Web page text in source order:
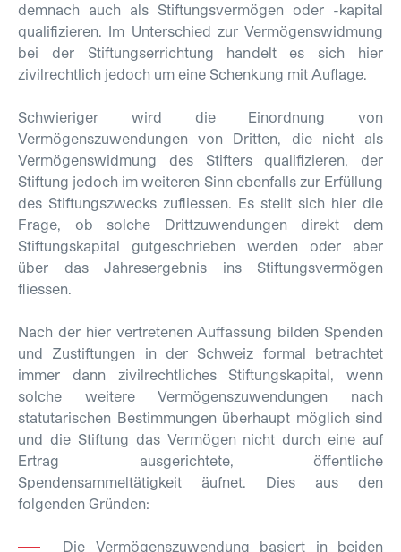
demnach auch als Stiftungsvermögen oder -kapital
qualifizieren. Im Unterschied zur Vermögenswidmung
bei der Stiftungserrichtung handelt es sich hier
zivilrechtlich jedoch um eine Schenkung mit Auflage.
Schwieriger wird die Einordnung von
Vermögenszuwendungen von Dritten, die nicht als
Vermögenswidmung des Stifters qualifizieren, der
Stiftung jedoch im weiteren Sinn ebenfalls zur Erfüllung
des Stiftungszwecks zufliessen. Es stellt sich hier die
Frage, ob solche Drittzuwendungen direkt dem
Stiftungskapital gutgeschrieben werden oder aber
über das Jahresergebnis ins Stiftungsvermögen
fliessen.
Nach der hier vertretenen Auffassung bilden Spenden
und Zustiftungen in der Schweiz formal betrachtet
immer dann zivilrechtliches Stiftungskapital, wenn
solche weitere Vermögenszuwen­dun­gen nach
statutarischen Bestimmungen überhaupt möglich sind
und die Stiftung das Vermögen nicht durch eine auf
Ertrag ausgerichtete, öffentliche
Spendensammeltätigkeit äufnet. Dies aus den
folgenden Gründen:
Die Vermögenszuwendung basiert in beiden